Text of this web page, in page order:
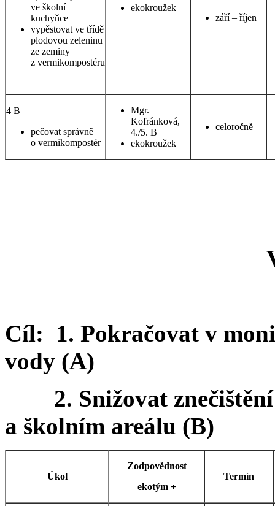
ve školní
kuchyňce
vypěstovat ve třídě
plodovou zeleninu
ze zeminy
z vermikompostéru
ekokroužek
září – říjen
4 B
pečovat správně
o vermikompostér
Mgr.
Kofránková,
4./5. B
ekokroužek
celoročně
Cíl: 1. Pokračovat v
vody (A)
2. Snižovat znečištění
a školním areálu (B)
Úkol
Zodpovědnost
ekotým +
Termín